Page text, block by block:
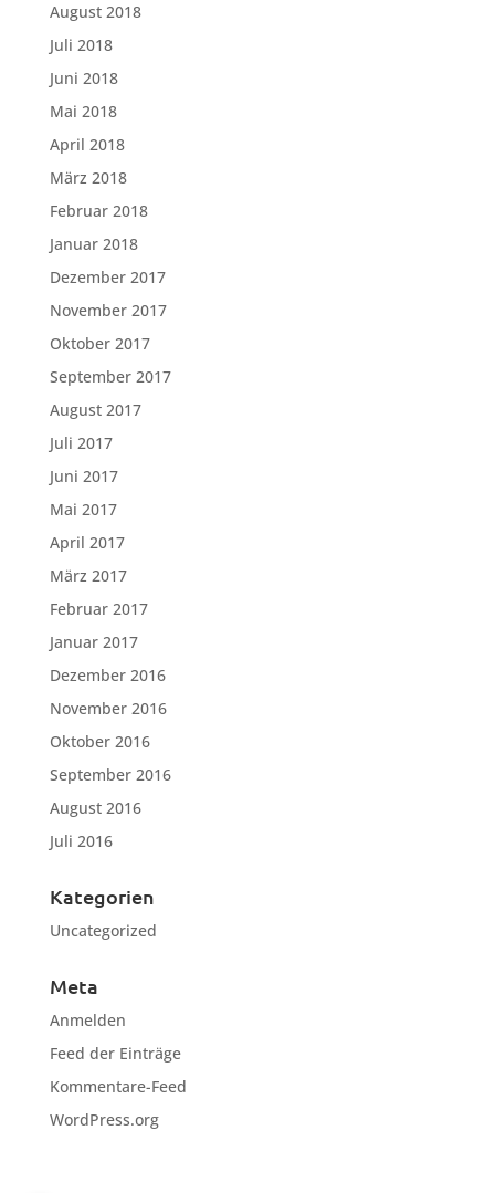
August 2018
Juli 2018
Juni 2018
Mai 2018
April 2018
März 2018
Februar 2018
Januar 2018
Dezember 2017
November 2017
Oktober 2017
September 2017
August 2017
Juli 2017
Juni 2017
Mai 2017
April 2017
März 2017
Februar 2017
Januar 2017
Dezember 2016
November 2016
Oktober 2016
September 2016
August 2016
Juli 2016
Kategorien
Uncategorized
Meta
Anmelden
Feed der Einträge
Kommentare-Feed
WordPress.org